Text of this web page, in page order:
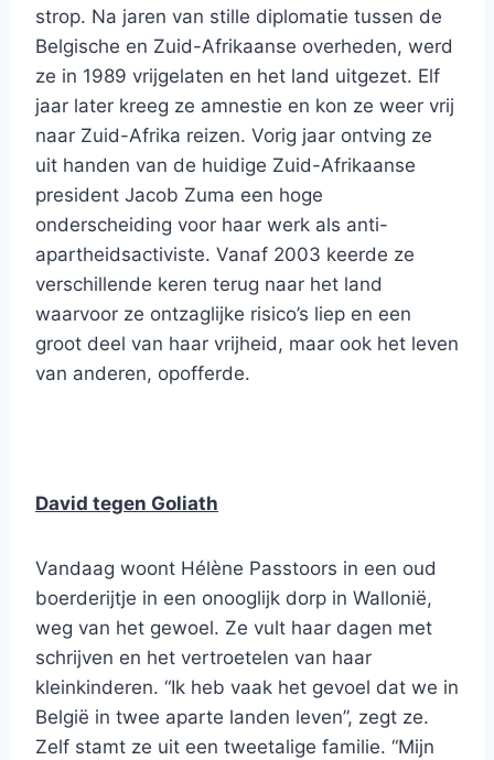
strop. Na jaren van stille diplomatie tussen de
Belgische en Zuid-Afrikaanse overheden, werd
ze in 1989 vrijgelaten en het land uitgezet. Elf
jaar later kreeg ze amnestie en kon ze weer vrij
naar Zuid-Afrika reizen. Vorig jaar ontving ze
uit handen van de huidige Zuid-Afrikaanse
president Jacob Zuma een hoge
onderscheiding voor haar werk als anti-
apartheidsactiviste. Vanaf 2003 keerde ze
verschillende keren terug naar het land
waarvoor ze ontzaglijke risico’s liep en een
groot deel van haar vrijheid, maar ook het leven
van anderen, opofferde.
David tegen Goliath
Vandaag woont Hélène Passtoors in een oud
boerderijtje in een onooglijk dorp in Wallonië,
weg van het gewoel. Ze vult haar dagen met
schrijven en het vertroetelen van haar
kleinkinderen. “Ik heb vaak het gevoel dat we in
België in twee aparte landen leven”, zegt ze.
Zelf stamt ze uit een tweetalige familie. “Mijn